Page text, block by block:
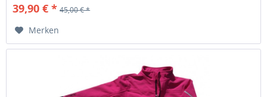
39,90 € * 45,00 € *
Merken